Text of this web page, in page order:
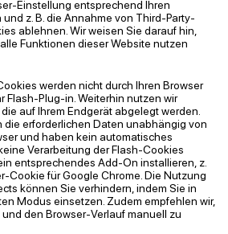
Einstellung entsprechend Ihren
z. B. die Annahme von Third-Party-
ablehnen. Wir weisen Sie darauf hin,
Funktionen dieser Website nutzen
werden nicht durch Ihren Browser
Flash-Plug-in. Weiterhin nutzen wir
, die auf Ihrem Endgerät abgelegt werden.
die erforderlichen Daten unabhängig von
und haben kein automatisches
Verarbeitung der Flash-Cookies
entsprechendes Add-On installieren, z.
Cookie für Google Chrome. Die Nutzung
können Sie verhindern, indem Sie in
Modus einsetzen. Zudem empfehlen wir,
den Browser-Verlauf manuell zu